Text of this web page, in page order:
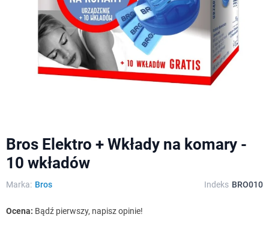
Bros Elektro + Wkłady na komary -
10 wkładów
Marka: Bros Indeks BRO010
Ocena: Bądź pierwszy, napisz opinie!